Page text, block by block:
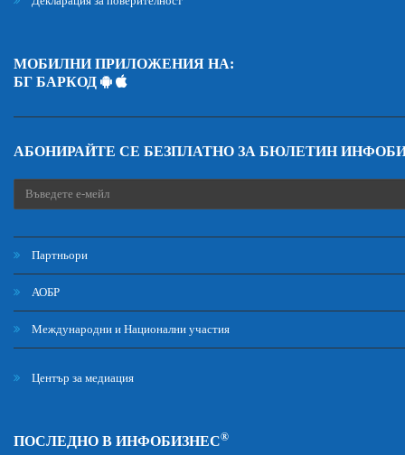
МОБИЛНИ ПРИЛОЖЕНИЯ НА:
БГ БАРКОД
АБОНИРАЙТЕ СЕ БЕЗПЛАТНО ЗА БЮЛЕТИН
Партньори
АОБР
Международни и Национални участия
Център за медиация
ПОСЛЕДНО В ИНФОБИЗНЕС®